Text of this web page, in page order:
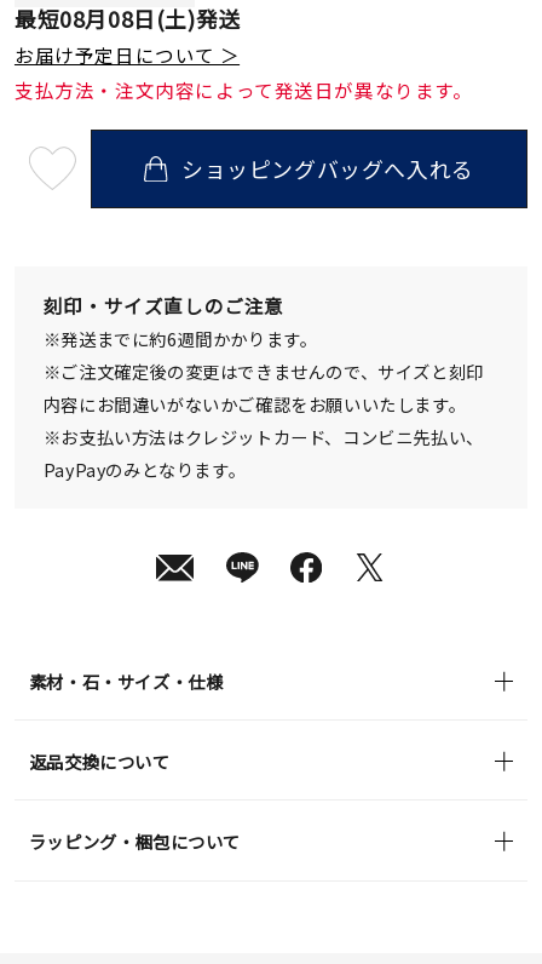
最短08月08日(土)発送
お届け予定日について ＞
支払方法・注文内容によって発送日が異なります。
08
送
¥19,800 (tax
in)
ショッピングバッグへ入れる
刻印・サイズ直しのご注意
※発送までに約6週間かかります。
※ご注文確定後の変更はできませんので、サイズと刻印
内容にお間違いがないかご確認をお願いいたします。
※お支払い方法はクレジットカード、コンビニ先払い、
PayPayのみとなります。
素材・石・サイズ・仕様
返品交換について
ラッピング・梱包について